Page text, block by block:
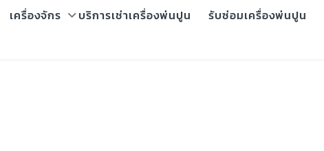
เครื่องจักร บริการเช่าเครื่องพ่นปูน รับซ่อมเครื่องพ่นปูน